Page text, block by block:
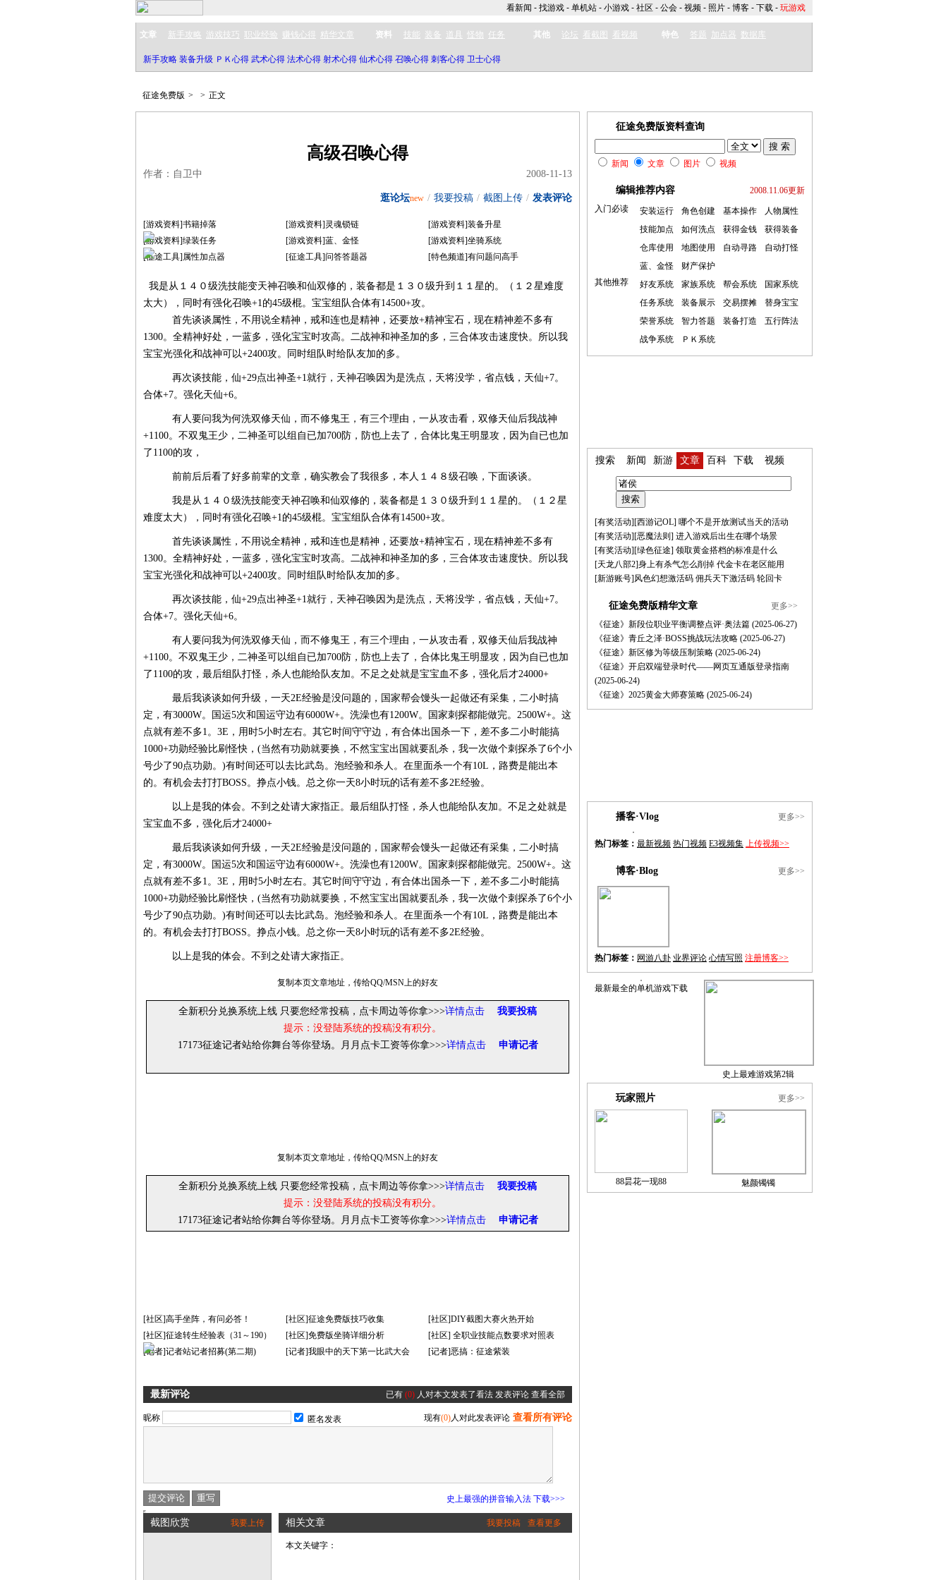
看新闻 - 找游戏 - 单机站 - 小游戏 - 社区 - 公会 - 视频 - 照片 - 博客 - 下载 - 玩游戏
文章 新手攻略 游戏技巧 职业经验 赚钱心得 精华文章 资料 技能 装备 道具 怪物 任务 其他 论坛 看截图 看视频 特色 答题 加点器 数据库
新手攻略 装备升级 ＰＫ心得 武术心得 法术心得 射术心得 仙术心得 召唤心得 刺客心得 卫士心得
征途免费版 > > 正文
高级召唤心得
作者：自卫中 2008-11-13
逛论坛new / 我要投稿 / 截图上传 / 发表评论
[游戏资料]书籍掉落 [游戏资料]灵魂锁链
[游戏资料]装备升星
[游戏资料]绿装任务
[游戏资料]蓝、金怪
[游戏资料]坐骑系统
[征途工具]属性加点器
[征途工具]问答答题器 [特色频道]有问题问高手
我是从１４０级洗技能变天神召唤和仙双修的，装备都是１３０级升到１１星的。（１２星难度
太大），同时有强化召唤+1的45级棍。宝宝组队合体有14500+攻。
首先谈谈属性，不用说全精神，戒和连也是精神，还要放+精神宝石，现在精神差不多有
1300。全精神好处，一蓝多，强化宝宝时攻高。二战神和神圣加的多，三合体攻击速度快。所以我
宝宝光强化和战神可以+2400攻。同时组队时给队友加的多。
再次谈技能，仙+29点出神圣+1就行，天神召唤因为是洗点，天将没学，省点钱，天仙+7。
合体+7。强化天仙+6。
有人要问我为何洗双修天仙，而不修鬼王，有三个理由，一从攻击看，双修天仙后我战神
+1100。不双鬼王少，二神圣可以组自已加700防，防也上去了，合体比鬼王明显攻，因为自已也加
了1100的攻，
前前后后看了好多前辈的文章，确实教会了我很多，本人１４８级召唤，下面谈谈。
我是从１４０级洗技能变天神召唤和仙双修的，装备都是１３０级升到１１星的。（１２星
难度太大），同时有强化召唤+1的45级棍。宝宝组队合体有14500+攻。
首先谈谈属性，不用说全精神，戒和连也是精神，还要放+精神宝石，现在精神差不多有
1300。全精神好处，一蓝多，强化宝宝时攻高。二战神和神圣加的多，三合体攻击速度快。所以我
宝宝光强化和战神可以+2400攻。同时组队时给队友加的多。
再次谈技能，仙+29点出神圣+1就行，天神召唤因为是洗点，天将没学，省点钱，天仙+7。
合体+7。强化天仙+6。
有人要问我为何洗双修天仙，而不修鬼王，有三个理由，一从攻击看，双修天仙后我战神
+1100。不双鬼王少，二神圣可以组自已加700防，防也上去了，合体比鬼王明显攻，因为自已也加
了1100的攻，最后组队打怪，杀人也能给队友加。不足之处就是宝宝血不多，强化后才24000+
最后我谈谈如何升级，一天2E经验是没问题的，国家帮会馒头一起做还有采集，二小时搞
定，有3000W。国运5次和国运守边有6000W+。洗澡也有1200W。国家刺探都能做完。2500W+。这
点就有差不多1。3E，用时5小时左右。其它时间守守边，有合体出国杀一下，差不多二小时能搞
1000+功勋经验比刷怪快，(当然有功勋就要换，不然宝宝出国就要乱杀，我一次做个刺探杀了6个小
号少了90点功勋。)有时间还可以去比武岛。泡经验和杀人。在里面杀一个有10L，路费是能出本
的。有机会去打打BOSS。挣点小钱。总之你一天8小时玩的话有差不多2E经验。
以上是我的体会。不到之处请大家指正。最后组队打怪，杀人也能给队友加。不足之处就是
宝宝血不多，强化后才24000+
最后我谈谈如何升级，一天2E经验是没问题的，国家帮会馒头一起做还有采集，二小时搞
定，有3000W。国运5次和国运守边有6000W+。洗澡也有1200W。国家刺探都能做完。2500W+。这
点就有差不多1。3E，用时5小时左右。其它时间守守边，有合体出国杀一下，差不多二小时能搞
1000+功勋经验比刷怪快，(当然有功勋就要换，不然宝宝出国就要乱杀，我一次做个刺探杀了6个小
号少了90点功勋。)有时间还可以去比武岛。泡经验和杀人。在里面杀一个有10L，路费是能出本
的。有机会去打打BOSS。挣点小钱。总之你一天8小时玩的话有差不多2E经验。
以上是我的体会。不到之处请大家指正。
复制本页文章地址，传给QQ/MSN上的好友
全新积分兑换系统上线 只要您经常投稿，点卡周边等你拿>>>详情点击
我要投稿
提示：没登陆系统的投稿没有积分。
17173征途记者站给你舞台等你登场。月月点卡工资等你拿>>>详情点击 申请记者
复制本页文章地址，传给QQ/MSN上的好友
全新积分兑换系统上线 只要您经常投稿，点卡周边等你拿>>>详情点击
我要投稿
提示：没登陆系统的投稿没有积分。
17173征途记者站给你舞台等你登场。月月点卡工资等你拿>>>详情点击 申请记者
[社区]高手坐阵，有问必答！ [社区]征途免费版技巧收集
[社区]DIY截图大赛火热开始
[社区]征途转生经验表（31～190）
[社区]免费版坐骑详细分析
[社区] 全职业技能点数要求对照表
[记者]记者站记者招募(第二期)
[记者]我眼中的天下第一比武大会 [记者]恶搞：征途紫装
最新评论 已有 (0) 人对本文发表了看法 发表评论 查看全部
昵称 匿名发表 现有(0)人对此发表评论 查看所有评论
史上最强的拼音输入法 下载>>>
我要上传
截图欣赏 查看更多
我要投稿
相关文章
本文关键字：
征途免费版资料查询
新闻 文章 图片 视频
2008.11.06更新
编辑推荐内容
入门必读 安装运行 角色创建 基本操作
人物属性
技能加点
如何洗点 获得金钱
获得装备
仓库使用
地图使用 自动寻路
自动打怪
蓝、金怪
财产保护
其他推荐
好友系统 家族系统 帮会系统
国家系统
任务系统
装备展示 交易摆摊
替身宝宝
荣誉系统
智力答题 装备打造
五行阵法
战争系统
ＰＫ系统
搜索 新闻 新游 文章 百科 下载 视频
[有奖活动][西游记OL] 哪个不是开放测试当天的活动
[有奖活动][恶魔法则 ] 进入游戏后出生在哪个场景
[有奖活动][绿色征途] 领取黄金搭档的标准是什么
[天龙八部2]身上有杀气怎么削掉 代金卡在老区能用
[新游账号]风色幻想激活码 佣兵天下激活码 轮回卡
更多>>
征途免费版精华文章
《征途》新段位职业平衡调整点评·奥法篇 (2025-06-27)
《征途》青丘之泽·BOSS挑战玩法攻略 (2025-06-27)
《征途》新区修为等级压制策略 (2025-06-24)
《征途》开启双端登录时代——网页互通版登录指南
(2025-06-24)
《征途》2025黄金大师赛策略 (2025-06-24)
更多>>
播客·Vlog
热门标签： 最新视频 热门视频 E3视频集 上传视频>>
更多>>
博客·Blog
热门标签： 网游八卦 业界评论 心情写照 注册博客>>
最新最全的单机游戏下载
史上最难游戏第2辑
更多>>
玩家照片
88昙花一现88 魅颜镯镯